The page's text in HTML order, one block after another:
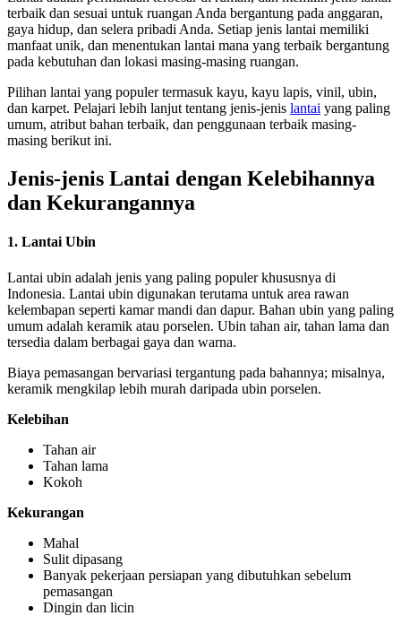
terbaik dan sesuai untuk ruangan Anda bergantung pada anggaran,
gaya hidup, dan selera pribadi Anda. Setiap jenis lantai memiliki
manfaat unik, dan menentukan lantai mana yang terbaik bergantung
pada kebutuhan dan lokasi masing-masing ruangan.
Pilihan lantai yang populer termasuk kayu, kayu lapis, vinil, ubin,
dan karpet. Pelajari lebih lanjut tentang jenis-jenis lantai yang paling
umum, atribut bahan terbaik, dan penggunaan terbaik masing-
masing berikut ini.
Jenis-jenis Lantai dengan Kelebihannya
dan Kekurangannya
1. Lantai Ubin
Lantai ubin adalah jenis yang paling populer khususnya di
Indonesia. Lantai ubin digunakan terutama untuk area rawan
kelembapan seperti kamar mandi dan dapur. Bahan ubin yang paling
umum adalah keramik atau porselen. Ubin tahan air, tahan lama dan
tersedia dalam berbagai gaya dan warna.
Biaya pemasangan bervariasi tergantung pada bahannya; misalnya,
keramik mengkilap lebih murah daripada ubin porselen.
Kelebihan
Tahan air
Tahan lama
Kokoh
Kekurangan
Mahal
Sulit dipasang
Banyak pekerjaan persiapan yang dibutuhkan sebelum
pemasangan
Dingin dan licin